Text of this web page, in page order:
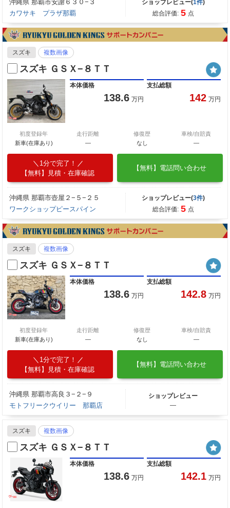
沖縄県 那覇市安謝６３０−３
カワサキ プラザ那覇
ショップレビュー(1件)
総合評価: 5 点
スズキ 複数画像
スズキ ＧＳＸ−８ＴＴ
本体価格
138.6 万円
支払総額
142 万円
初度登録年
新車(在庫あり)
走行距離
―
修復歴
なし
車検/自賠責
―
1分で完了！
【無料】見積・在庫確認
【無料】電話問い合わせ
沖縄県 那覇市壺屋２−５−２５
ワークショップピースパイン
ショップレビュー(3件)
総合評価: 5 点
スズキ 複数画像
スズキ ＧＳＸ−８ＴＴ
本体価格
138.6 万円
支払総額
142.8 万円
初度登録年
新車(在庫あり)
走行距離
―
修復歴
なし
車検/自賠責
―
1分で完了！
【無料】見積・在庫確認
【無料】電話問い合わせ
沖縄県 那覇市高良３−２−９
モトフリークウイリー 那覇店
ショップレビュー
―
スズキ 複数画像
スズキ ＧＳＸ−８ＴＴ
本体価格
138.6 万円
支払総額
142.1 万円